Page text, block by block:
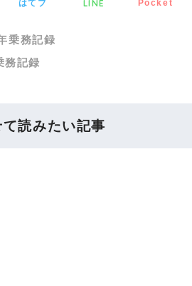
はてブ LINE Pocket
乗務記録
務記録
て読みたい記事